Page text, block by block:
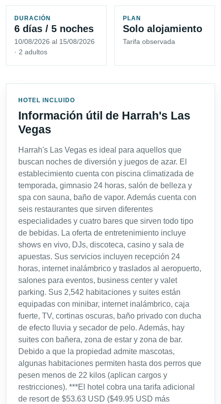
DURACIÓN
6 días / 5 noches
10/08/2026 al 15/08/2026
· 2 adultos
PLAN
Solo alojamiento
Tarifa observada
HOTEL INCLUIDO
Información útil de Harrah's Las
Vegas
Harrah's Las Vegas es ideal para aquellos que
buscan noches de diversión y juegos de azar. El
establecimiento cuenta con piscina climatizada de
temporada, gimnasio 24 horas, salón de belleza y
spa con sauna, baño de vapor. Además cuenta con
seis restaurantes que sirven diferentes
especialidades y cuatro bares que sirven todo tipo
de bebidas. La oferta de entretenimiento incluye
shows en vivo, DJs, discoteca, casino y sala de
apuestas. Sus servicios incluyen recepción 24
horas, internet inalámbrico y traslados al aeropuerto,
salones para eventos, business center y valet
parking. Sus 2,542 habitaciones y suites están
equipadas con minibar, internet inalámbrico, caja
fuerte, TV, cortinas oscuras, baño privado con ducha
de efecto lluvia y secador de pelo. Además, hay
suites con bañera, zona de estar y zona de bar.
Debido a que la propiedad admite mascotas,
algunas habitaciones permiten hasta dos perros que
pesen menos de 22 kilos (aplican cargos y
restricciones). ***El hotel cobra una tarifa adicional
de resort de $53.63 USD ($49.95 USD más